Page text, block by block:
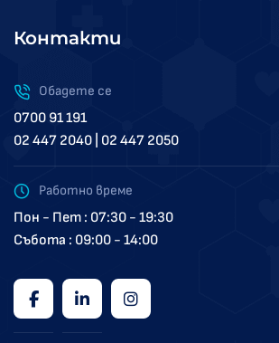
Контакти
Обадете се
0700 91 191
02 447 2040 | 02 447 2050
Работно време
Пон - Пет : 07:30 - 19:30
Събота : 09:00 - 14:00